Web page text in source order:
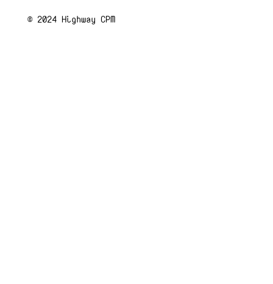
© 2024 Highway CPM